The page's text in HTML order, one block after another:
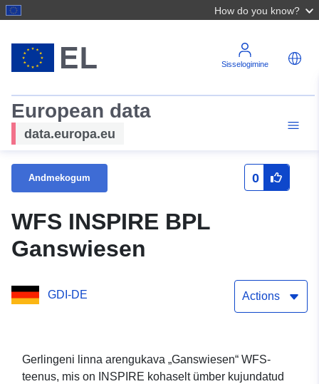
How do you know?
Sisselogimine
European data
data.europa.eu
Andmekogum 0
WFS INSPIRE BPL
Ganswiesen
GDI-DE Actions
Gerlingeni linna arengukava „Ganswiesen“ WFS-
teenus, mis on INSPIRE kohaselt ümber kujundatud